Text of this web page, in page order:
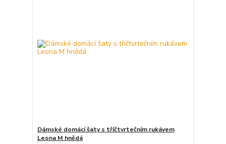
Dámské domácí šaty s tříčtvrtečním rukávem
Leona M hnědá